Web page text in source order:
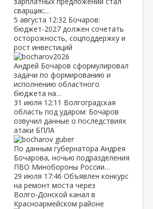
сварщик:…
5 августа 12:32 Бочаров:
бюджет‑2027 должен сочетать
осторожность, соцподдержку и
рост инвестиций
Андрей Бочаров сформулировал
задачи по формированию и
исполнению областного
бюджета на…
31 июля 12:11 Волгоградская
область под ударом: Бочаров
озвучил данные о последствиях
атаки БПЛА
По данным губернатора Андрея
Бочарова, ночью подразделения
ПВО Минобороны России…
29 июля 17:46 Объявлен конкурс
на ремонт моста через
Волго‑Донской канал в
Красноармейском районе